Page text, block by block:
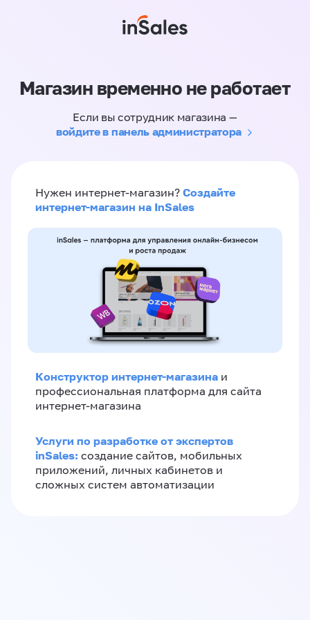
Магазин временно не работает
Если вы сотрудник магазина —
войдите в панель администратора
Нужен интернет-магазин? Создайте
интернет-магазин на InSales
Конструктор интернет-магазина и
профессиональная платформа для сайта
интернет-магазина
Услуги по разработке от экспертов
inSales: создание сайтов, мобильных
приложений, личных кабинетов и
сложных систем автоматизации